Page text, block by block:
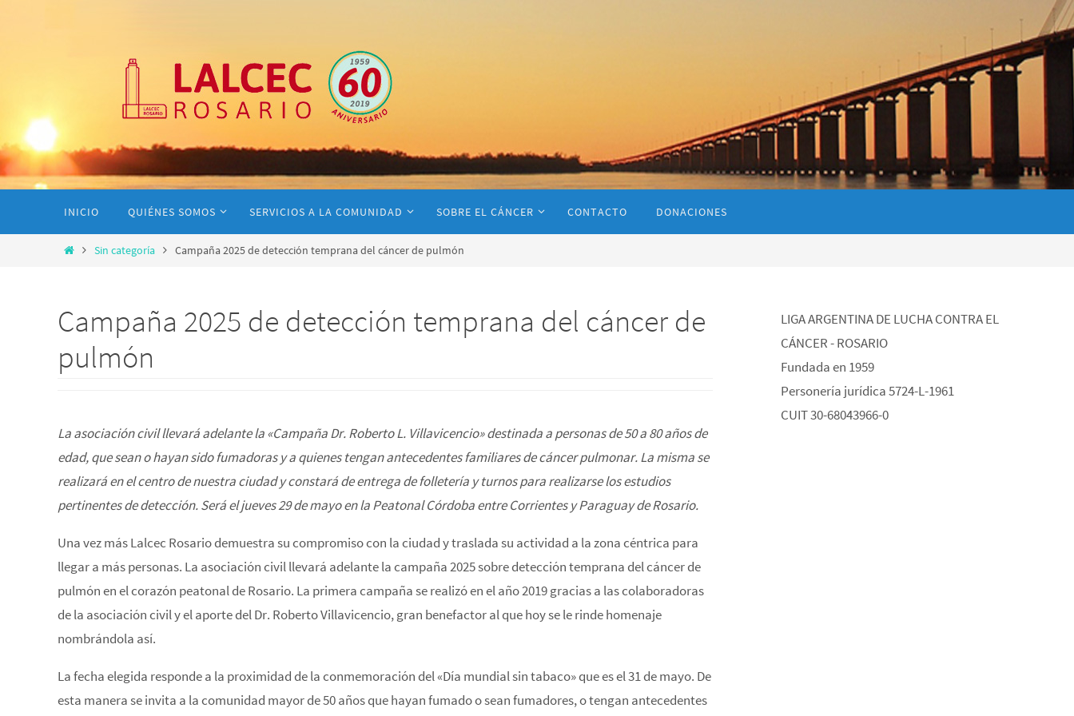
INICIO QUIÉNES SOMOS SERVICIOS A LA COMUNIDAD SOBRE EL CÁNCER CONTACTO DONACIONES
Sin categoría Campaña 2025 de detección temprana del cáncer de pulmón
Campaña 2025 de detección temprana del cáncer de
pulmón
La asociación civil llevará adelante la «Campaña Dr. Roberto L. Villavicencio» destinada a personas de 50 a 80 años de
edad, que sean o hayan sido fumadoras y a quienes tengan antecedentes familiares de cáncer pulmonar. La misma se
realizará en el centro de nuestra ciudad y constará de entrega de folletería y turnos para realizarse los estudios
pertinentes de detección.Será el jueves 29 de mayo en la Peatonal Córdoba entre Corrientes y Paraguay de Rosario.
Una vez más Lalcec Rosario demuestra su compromiso con la ciudad y traslada su actividad a la zona céntrica para
llegar a más personas. La asociación civil llevará adelante la campaña 2025 sobre detección temprana del cáncer de
pulmón en el corazón peatonal de Rosario. La primera campaña se realizó en el año 2019 gracias a las colaboradoras
de la asociación civil y el aporte del Dr. Roberto Villavicencio, gran benefactor al que hoy se le rinde homenaje
nombrándola así.
La fecha elegida responde a la proximidad de la conmemoración del «Día mundial sin tabaco» que es el 31 de mayo. De
esta manera se invita a la comunidad mayor de 50 años que hayan fumado o sean fumadores, o tengan antecedentes
LIGA ARGENTINA DE LUCHA CONTRA EL
CÁNCER - ROSARIO
Fundada en 1959
Personería jurídica 5724-L-1961
CUIT 30-68043966-0